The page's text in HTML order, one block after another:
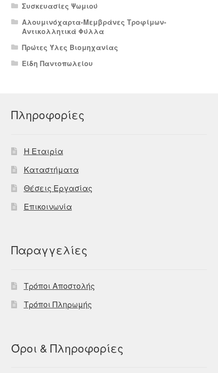
Συσκευασίες Ψωμιού
Αλουμινόχαρτα-Μεμβράνες Τροφίμων-
Αντικολλητικά Φύλλα
Πρώτες Ύλες Βιομηχανίας
Είδη Παντοπωλείου
Πληροφορίες
Η Εταιρία
Καταστήματα
Θέσεις Εργασίας
Επικοινωνία
Παραγγελίες
Τρόποι Αποστολής
Τρόποι Πληρωμής
Όροι & Πληροφορίες